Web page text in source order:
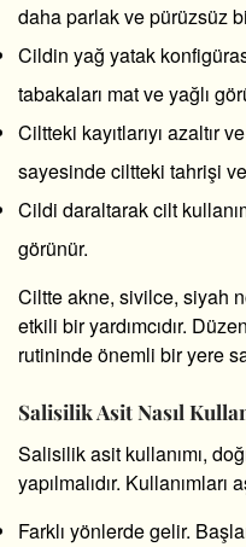
daha parlak ve pürüzsüz
Cildin yağ yatak
tabakaları mat ve yağlı
Ciltteki kayıtlarıyı azaltır
sayesinde ciltteki tahrişi
Cildi daraltarak cilt
görünür.
Ciltte akne, sivilce, siyah
etkili bir yardımcıdır.
rutininde önemli bir yere
Salisilik Asit Nasıl
Salisilik asit kullanımı,
yapılmalıdır. Kullanımları
Farklı yönlerde gelir.